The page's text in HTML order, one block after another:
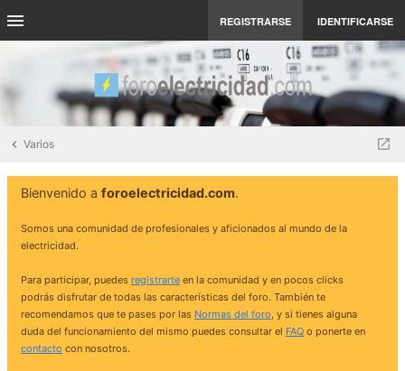
REGISTRARSE IDENTIFICARSE
Varios
Bienvenido a foroelectricidad.com.
Somos una comunidad de profesionales y aficionados al mundo de la
electricidad.
Para participar, puedes registrarte en la comunidad y en pocos clicks
podrás disfrutar de todas las características del foro. También te
recomendamos que te pases por las Normas del foro, y si tienes alguna
duda del funcionamiento del mismo puedes consultar el FAQ o ponerte en
contacto con nosotros.